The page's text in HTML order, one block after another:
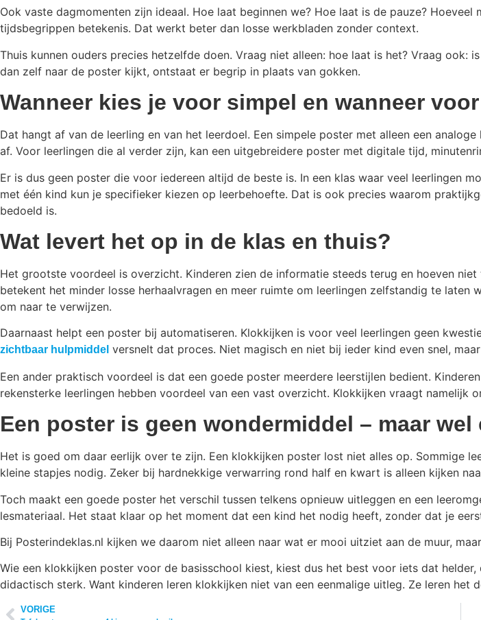
Ook vaste dagmomenten zijn ideaal. Hoe laat beginnen we? Hoe laat is de pauze?
tijdsbegrippen betekenis. Dat werkt beter dan losse werkbladen zonder context.
Thuis kunnen ouders precies hetzelfde doen. Vraag niet alleen: hoe laat is het? Vraag
dan zelf naar de poster kijkt, ontstaat er begrip in plaats van gokken.
Wanneer kies je voor simpel en wanneer
Dat hangt af van de leerling en van het leerdoel. Een simpele poster met alleen een
af. Voor leerlingen die al verder zijn, kan een uitgebreidere poster met digitale tijd,
Er is dus geen poster die voor iedereen altijd de beste is. In een klas waar veel leerlingen
met één kind kun je specifieker kiezen op leerbehoefte. Dat is ook precies waarom
bedoeld is.
Wat levert het op in de klas en thuis?
Het grootste voordeel is overzicht. Kinderen zien de informatie steeds terug en hoeven
betekent het minder losse herhaalvragen en meer ruimte om leerlingen zelfstandig te
om naar te verwijzen.
Daarnaast helpt een poster bij automatiseren. Klokkijken is voor veel leerlingen geen
zichtbaar hulpmiddel versnelt dat proces. Niet magisch en niet bij ieder kind even snel,
Een ander praktisch voordeel is dat een goede poster meerdere leerstijlen bedient.
rekensterke leerlingen hebben voordeel van een vast overzicht. Klokkijken vraagt namelijk
Een poster is geen wondermiddel – maar
Het is goed om daar eerlijk over te zijn. Een klokkijken poster lost niet alles op. Sommige
kleine stapjes nodig. Zeker bij hardnekkige verwarring rond half en kwart is alleen kijken
Toch maakt een goede poster het verschil tussen telkens opnieuw uitleggen en een
lesmateriaal. Het staat klaar op het moment dat een kind het nodig heeft, zonder dat je
Bij Posterindeklas.nl kijken we daarom niet alleen naar wat er mooi uitziet aan de muur,
Wie een klokkijken poster voor de basisschool kiest, kiest dus het best voor iets dat
didactisch sterk. Want kinderen leren klokkijken niet van een eenmalige uitleg. Ze leren
VORIGE